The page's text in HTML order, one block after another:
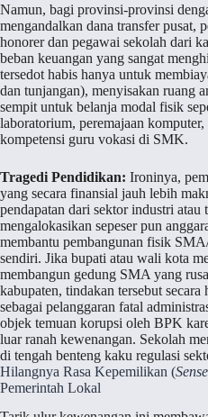
Namun, bagi provinsi-provinsi
mengandalkan dana transfer pusat,
honorer dan pegawai sekolah dari
beban keuangan yang sangat
tersedot habis hanya untuk
dan tunjangan), menyisakan ruang
sempit untuk belanja modal fisik
laboratorium, peremajaan komputer,
kompetensi guru vokasi di SMK.
Tragedi Pendidikan: Ironinya,
yang secara finansial jauh lebih
pendapatan dari sektor industri
mengalokasikan sepeser pun
membantu pembangunan fisik
sendiri. Jika bupati atau wali kota
membangun gedung SMA yang
kabupaten, tindakan tersebut
sebagai pelanggaran fatal
objek temuan korupsi oleh BPK
luar ranah kewenangan. Sekolah
di tengah benteng kaku regulasi
Hilangnya Rasa Kepemilikan (
Pemerintah Lokal